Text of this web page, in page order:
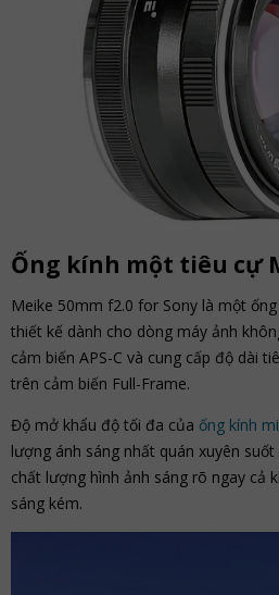
Ống kính một tiêu cự
Meike 50mm f2.0 for Sony là một
thiết kế dành cho dòng máy ảnh
cảm biến APS-C và cung cấp độ dài
trên cảm biến Full-Frame.
Độ mở khẩu độ tối đa của ống kính
lượng ánh sáng nhất quán xuyên
chất lượng hình ảnh sáng rõ ngay cả
sáng kém.